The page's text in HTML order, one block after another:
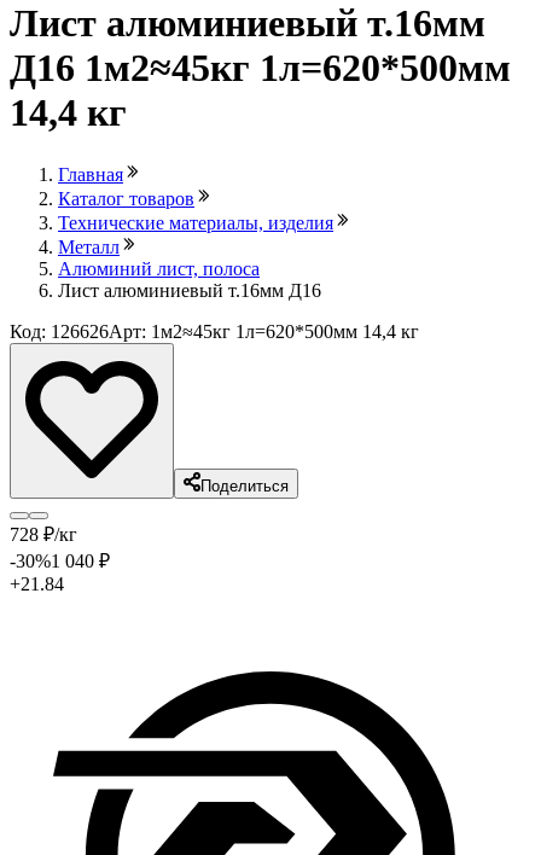
Лист алюминиевый т.16мм
Д16 1м2≈45кг 1л=620*500мм
14,4 кг
Главная
Каталог товаров
Технические материалы, изделия
Металл
Алюминий лист, полоса
Лист алюминиевый т.16мм Д16
Код: 126626Арт: 1м2≈45кг 1л=620*500мм 14,4 кг
Поделиться
728 ₽/кг
-30%1 040 ₽
+21.84